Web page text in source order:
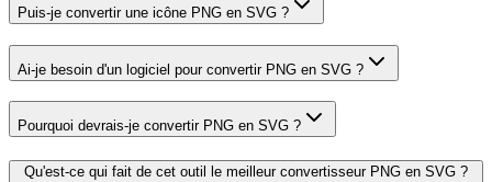
Puis-je convertir une icône PNG en SVG ?
Ai-je besoin d'un logiciel pour convertir PNG en SVG ?
Pourquoi devrais-je convertir PNG en SVG ?
Qu'est-ce qui fait de cet outil le meilleur convertisseur PNG en SVG ?